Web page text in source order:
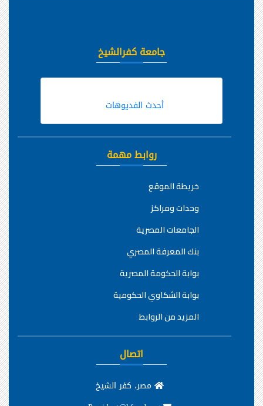
جامعة كفرالشيخ
أحدث الفديوهات
روابط مهمة
خريطة الموقع
وحدات ومراكز
الجامعات المصرية
بنك المعرفة المصري
بوابة الحكومة المصرية
بوابة الشكاوي الحكومية
المزيد من الروابط
اتصال
مصر، كفر الشيخ